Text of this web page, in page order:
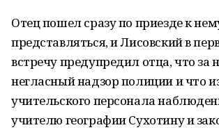
Отец пошел сразу по приезде к
представляться, и Лисовский в
встречу предупредил отца, что
негласный надзор полиции и что
учительского персонала
учителю географии Сухотину и